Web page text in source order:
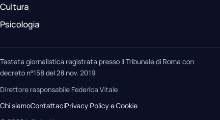
Cultura
Psicologia
Testata giornalistica registrata presso il Tribunale di Roma con
decreto n°158 del 28 nov. 2019
Direttore responsabile Federica Vitale
Chi siamoContattaciPrivacy Policy e Cookie